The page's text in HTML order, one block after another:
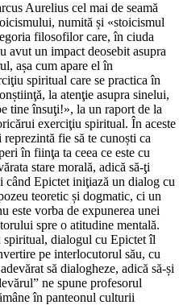
Aurelius cel mai de seamă
numită și «stoicismul
filosofilor care, în ciuda
avut un impact deosebit asupra
așa cum apare el în
spiritual care se practica în
la atenţie asupra sinelui,
tine însuţi!», la un raport de la
exerciţiu spiritual. În aceste
fie să te cunoști ca
în fiinţa ta ceea ce este cu
stare morală, adică să‑ţi
Epictet iniţiază un dialog cu
teoretic și dogmatic, ci un
este vorba de expunerea unei
spre o atitudine mentală.
spiritual, dialogul cu Epictet îl
pe interlocutorul său, cu
să dialogheze, adică să‑și
ne spune profesorul
în panteonul culturii